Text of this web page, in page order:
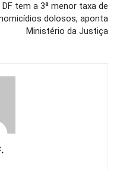
DF tem a 3ª menor taxa de
dolosos, aponta
Ministério da Justiça